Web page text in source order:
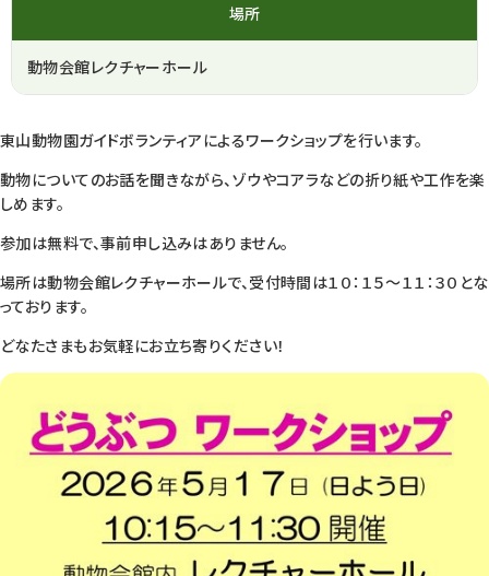
場所
動物会館レクチャーホール
東山動物園ガイドボランティアによるワークショップを行います。
動物についてのお話を聞きながら、ゾウやコアラなどの折り紙や工作を楽
しめます。
参加は無料で、事前申し込みはありません。
場所は動物会館レクチャーホールで、受付時間は１０：１５～１１：３０とな
っております。
どなたさまもお気軽にお立ち寄りください！